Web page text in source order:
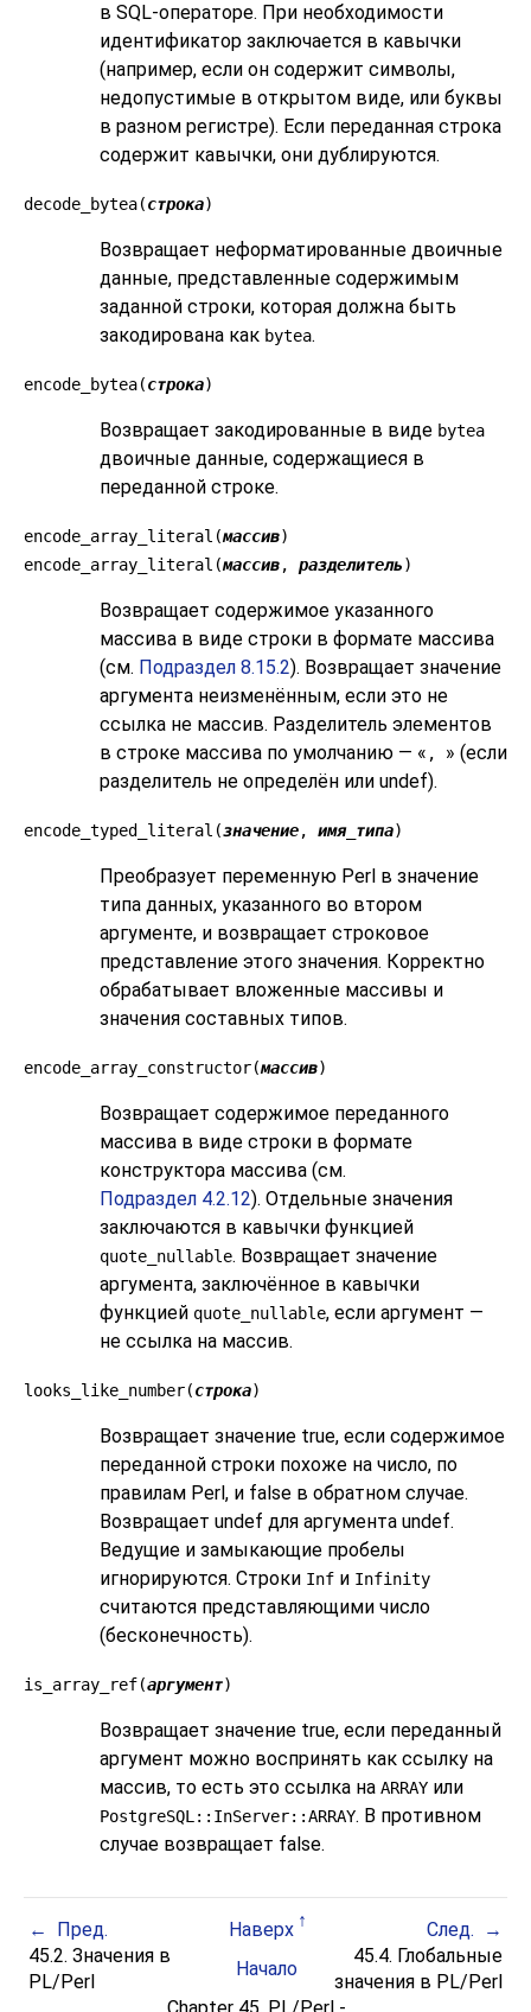
в SQL-операторе. При необходимости
идентификатор заключается в кавычки
(например, если он содержит символы,
недопустимые в открытом виде, или буквы
в разном регистре). Если переданная строка
содержит кавычки, они дублируются.
decode_bytea(строка)
Возвращает неформатированные двоичные
данные, представленные содержимым
заданной строки, которая должна быть
закодирована как bytea.
encode_bytea(строка)
Возвращает закодированные в виде bytea
двоичные данные, содержащиеся в
переданной строке.
encode_array_literal(массив)
encode_array_literal(массив, разделитель)
Возвращает содержимое указанного
массива в виде строки в формате массива
(см. Подраздел 8.15.2). Возвращает значение
аргумента неизменённым, если это не
ссылка не массив. Разделитель элементов
в строке массива по умолчанию — « , » (если
разделитель не определён или undef).
encode_typed_literal(значение, имя_типа)
Преобразует переменную Perl в значение
типа данных, указанного во втором
аргументе, и возвращает строковое
представление этого значения. Корректно
обрабатывает вложенные массивы и
значения составных типов.
encode_array_constructor(массив)
Возвращает содержимое переданного
массива в виде строки в формате
конструктора массива (см.
Подраздел 4.2.12). Отдельные значения
заключаются в кавычки функцией
quote_nullable. Возвращает значение
аргумента, заключённое в кавычки
функцией quote_nullable, если аргумент —
не ссылка на массив.
looks_like_number(строка)
Возвращает значение true, если содержимое
переданной строки похоже на число, по
правилам Perl, и false в обратном случае.
Возвращает undef для аргумента undef.
Ведущие и замыкающие пробелы
игнорируются. Строки Inf и Infinity
считаются представляющими число
(бесконечность).
is_array_ref(аргумент)
Возвращает значение true, если переданный
аргумент можно воспринять как ссылку на
массив, то есть это ссылка на ARRAY или
PostgreSQL::InServer::ARRAY. В противном
случае возвращает false.
Пред. Наверх
След.
45.2. Значения в
PL/Perl
Начало
45.4. Глобальные
значения в PL/Perl